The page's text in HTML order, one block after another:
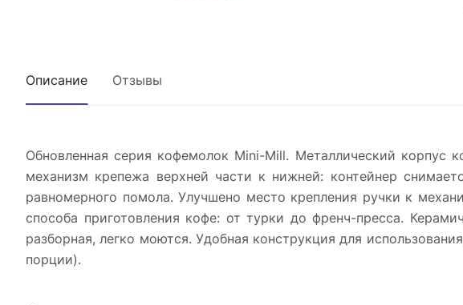
Описание Отзывы
Обновленная серия кофемолок Mini-Mill. Металлический
механизм крепежа верхней части к нижней: контейнер
равномерного помола. Улучшено место крепления ручки к
способа приготовления кофе: от турки до френч-пресса.
разборная, легко моются. Удобная конструкция для
порции).